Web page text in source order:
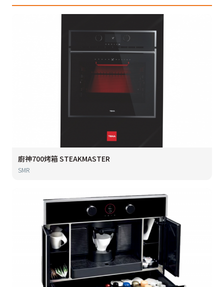
廚神700烤箱 STEAKMASTER
SMR